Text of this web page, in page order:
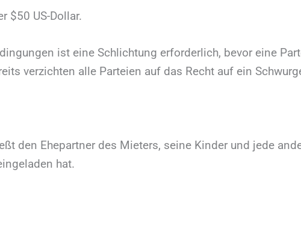
$50 US-Dollar.
ist eine Schlichtung erforderlich, bevor eine
verzichten alle Parteien auf das Recht auf ein
den Ehepartner des Mieters, seine Kinder und jede
hat.